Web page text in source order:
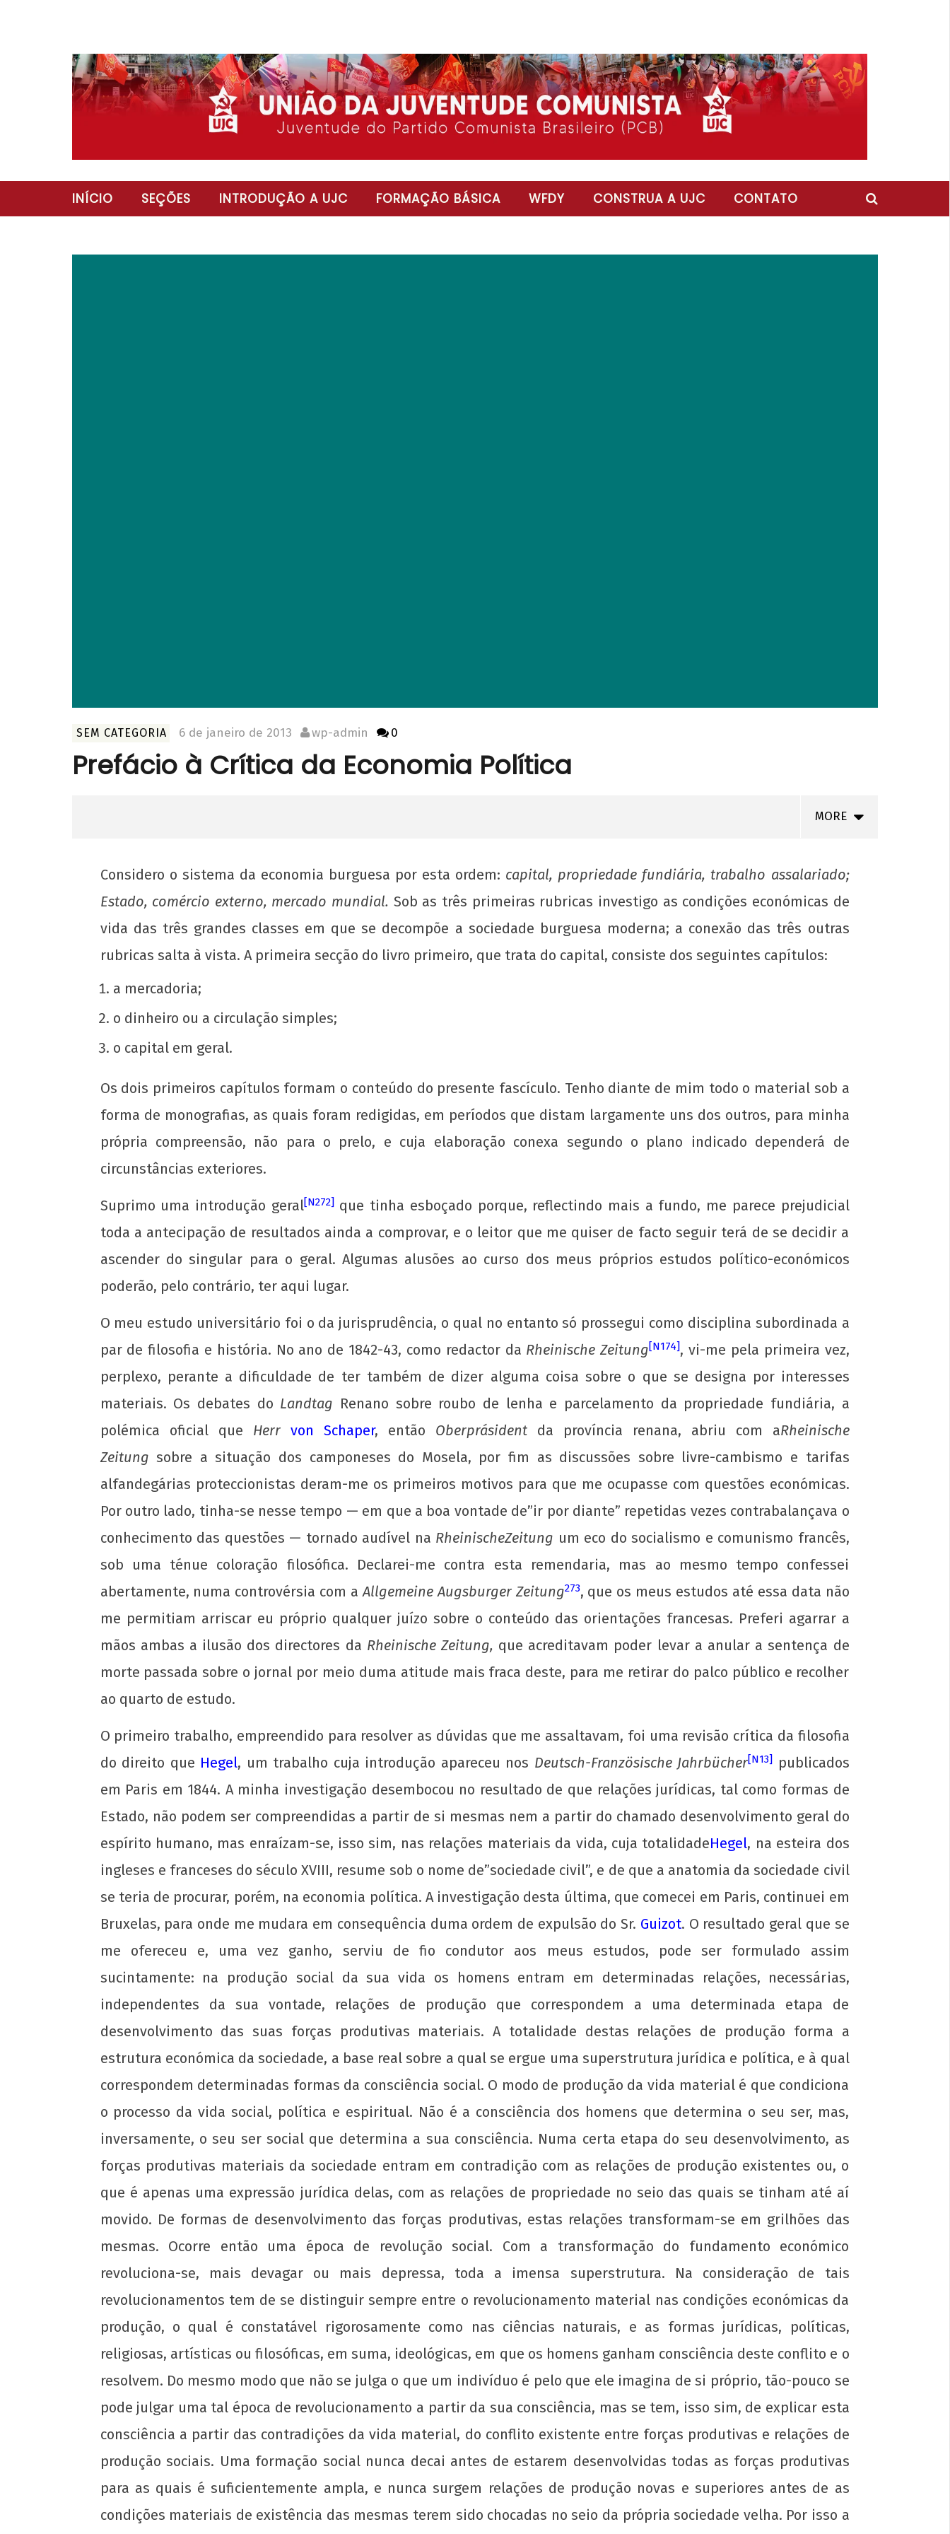
INÍCIO SEÇÕES INTRODUÇÃO A UJC FORMAÇÃO BÁSICA WFDY CONSTRUA A UJC CONTATO
SEM CATEGORIA 6 de janeiro de 2013 wp-admin 0
Prefácio à Crítica da Economia Política
MORE
NOW VIEWING
Prefácio à Crítica da Economia Política
janeiro
de
2013
wp-
admin
janeiro
2013
wp-
admin
6 de
de
2013
Nota Política da UJC SE - Nas eleições para
o 59° CONUNE na UFS, o Coletivo Quilombo
(PT) escancara o oportunismo da
majoritária da UNE!
janeiro
de
wp-
admin
SUSPENSÃO: Pela revogação imediata do
"Novo" Ensino Médio!
6 de
janeiro
de
2013
admin
pelo socialismo!
6 de
janeiro
2013
wp-
Considero o sistema da economia burguesa por esta ordem: capital, propriedade fundiária, trabalho assalariado;
Estado, comércio externo, mercado mundial. Sob as três primeiras rubricas investigo as condições económicas de
vida das três grandes classes em que se decompõe a sociedade burguesa moderna; a conexão das três outras
rubricas salta à vista. A primeira secção do livro primeiro, que trata do capital, consiste dos seguintes capítulos:
a mercadoria;
o dinheiro ou a circulação simples;
o capital em geral.
Os dois primeiros capítulos formam o conteúdo do presente fascículo. Tenho diante de mim todo o material sob a
forma de monografias, as quais foram redigidas, em períodos que distam largamente uns dos outros, para minha
própria compreensão, não para o prelo, e cuja elaboração conexa segundo o plano indicado dependerá de
circunstâncias exteriores.
Suprimo uma introdução geral[N272]que tinha esboçado porque, reflectindo mais a fundo, me parece prejudicial
toda a antecipação de resultados ainda a comprovar, e o leitor que me quiser de facto seguir terá de se decidir a
ascender do singular para o geral. Algumas alusões ao curso dos meus próprios estudos político-económicos
poderão, pelo contrário, ter aqui lugar.
O meu estudo universitário foi o da jurisprudência, o qual no entanto só prossegui como disciplina subordinada a
par de filosofia e história. No ano de 1842-43, como redactor da Rheinische Zeitung[N174], vi-me pela primeira vez,
perplexo, perante a dificuldade de ter também de dizer alguma coisa sobre o que se designa por interesses
materiais. Os debates do Landtag Renano sobre roubo de lenha e parcelamento da propriedade fundiária, a
polémica oficial que Herr von Schaper, então Oberprásident da província renana, abriu com aRheinische
Zeitungsobre a situação dos camponeses do Mosela, por fim as discussões sobre livre-cambismo e tarifas
alfandegárias proteccionistas deram-me os primeiros motivos para que me ocupasse com questões económicas.
Por outro lado, tinha-se nesse tempo — em que a boa vontade de”ir por diante” repetidas vezes contrabalançava o
conhecimento das questões — tornado audível na RheinischeZeitung um eco do socialismo e comunismo francês,
sob uma ténue coloração filosófica. Declarei-me contra esta remendaria, mas ao mesmo tempo confessei
abertamente, numa controvérsia com aAllgemeine Augsburger Zeitung273, que os meus estudos até essa data não
me permitiam arriscar eu próprio qualquer juízo sobre o conteúdo das orientações francesas. Preferi agarrar a
mãos ambas a ilusão dos directores da Rheinische Zeitung, que acreditavam poder levar a anular a sentença de
morte passada sobre o jornal por meio duma atitude mais fraca deste, para me retirar do palco público e recolher
ao quarto de estudo.
O primeiro trabalho, empreendido para resolver as dúvidas que me assaltavam, foi uma revisão crítica da filosofia
do direito que Hegel, um trabalho cuja introdução apareceu nos Deutsch-Französische Jahrbücher[N13]
publicados
em Paris em 1844. A minha investigação desembocou no resultado de que relações jurídicas, tal como formas de
Estado, não podem ser compreendidas a partir de si mesmas nem a partir do chamado desenvolvimento geral do
espírito humano, mas enraízam-se, isso sim, nas relações materiais da vida, cuja totalidadeHegel, na esteira dos
ingleses e franceses do século XVIII, resume sob o nome de”sociedade civil”, e de que a anatomia da sociedade civil
se teria de procurar, porém, na economia política. A investigação desta última, que comecei em Paris, continuei em
Bruxelas, para onde me mudara em consequência duma ordem de expulsão do Sr. Guizot. O resultado geral que se
me ofereceu e, uma vez ganho, serviu de fio condutor aos meus estudos, pode ser formulado assim
sucintamente: na produção social da sua vida os homens entram em determinadas relações, necessárias,
independentes da sua vontade, relações de produção que correspondem a uma determinada etapa de
desenvolvimento das suas forças produtivas materiais. A totalidade destas relações de produção forma a
estrutura económica da sociedade, a base real sobre a qual se ergue uma superstrutura jurídica e política, e à qual
correspondem determinadas formas da consciência social. O modo de produção da vida material é que condiciona
o processo da vida social, política e espiritual. Não é a consciência dos homens que determina o seu ser, mas,
inversamente, o seu ser social que determina a sua consciência. Numa certa etapa do seu desenvolvimento, as
forças produtivas materiais da sociedade entram em contradição com as relações de produção existentes ou, o
que é apenas uma expressão jurídica delas, com as relações de propriedade no seio das quais se tinham até aí
movido. De formas de desenvolvimento das forças produtivas, estas relações transformam-se em grilhões das
mesmas. Ocorre então uma época de revolução social. Com a transformação do fundamento económico
revoluciona-se, mais devagar ou mais depressa, toda a imensa superstrutura. Na consideração de tais
revolucionamentos tem de se distinguir sempre entre o revolucionamento material nas condições económicas da
produção, o qual é constatável rigorosamente como nas ciências naturais, e as formas jurídicas, políticas,
religiosas, artísticas ou filosóficas, em suma, ideológicas, em que os homens ganham consciência deste conflito e o
resolvem. Do mesmo modo que não se julga o que um indivíduo é pelo que ele imagina de si próprio, tão-pouco se
pode julgar uma tal época de revolucionamento a partir da sua consciência, mas se tem, isso sim, de explicar esta
consciência a partir das contradições da vida material, do conflito existente entre forças produtivas e relações de
produção sociais. Uma formação social nunca decai antes de estarem desenvolvidas todas as forças produtivas
para as quais é suficientemente ampla, e nunca surgem relações de produção novas e superiores antes de as
condições materiais de existência das mesmas terem sido chocadas no seio da própria sociedade velha. Por isso a